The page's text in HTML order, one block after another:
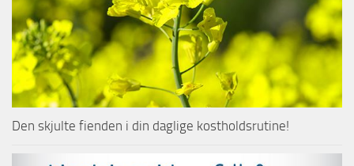
Den skjulte fienden i din daglige kostholdsrutine!